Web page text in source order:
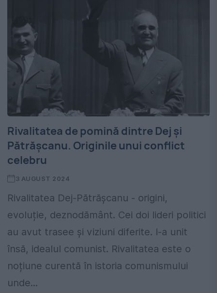
Rivalitatea de pomină dintre Dej și
Pătrășcanu. Originile unui conflict
celebru
3 AUGUST 2024
Rivalitatea Dej-Pătrășcanu - origini,
evoluție, deznodământ. Cei doi lideri politici
au avut trasee și viziuni diferite. I-a unit
însă, idealul comunist. Rivalitatea este o
noțiune curentă în istoria comunismului
unde...